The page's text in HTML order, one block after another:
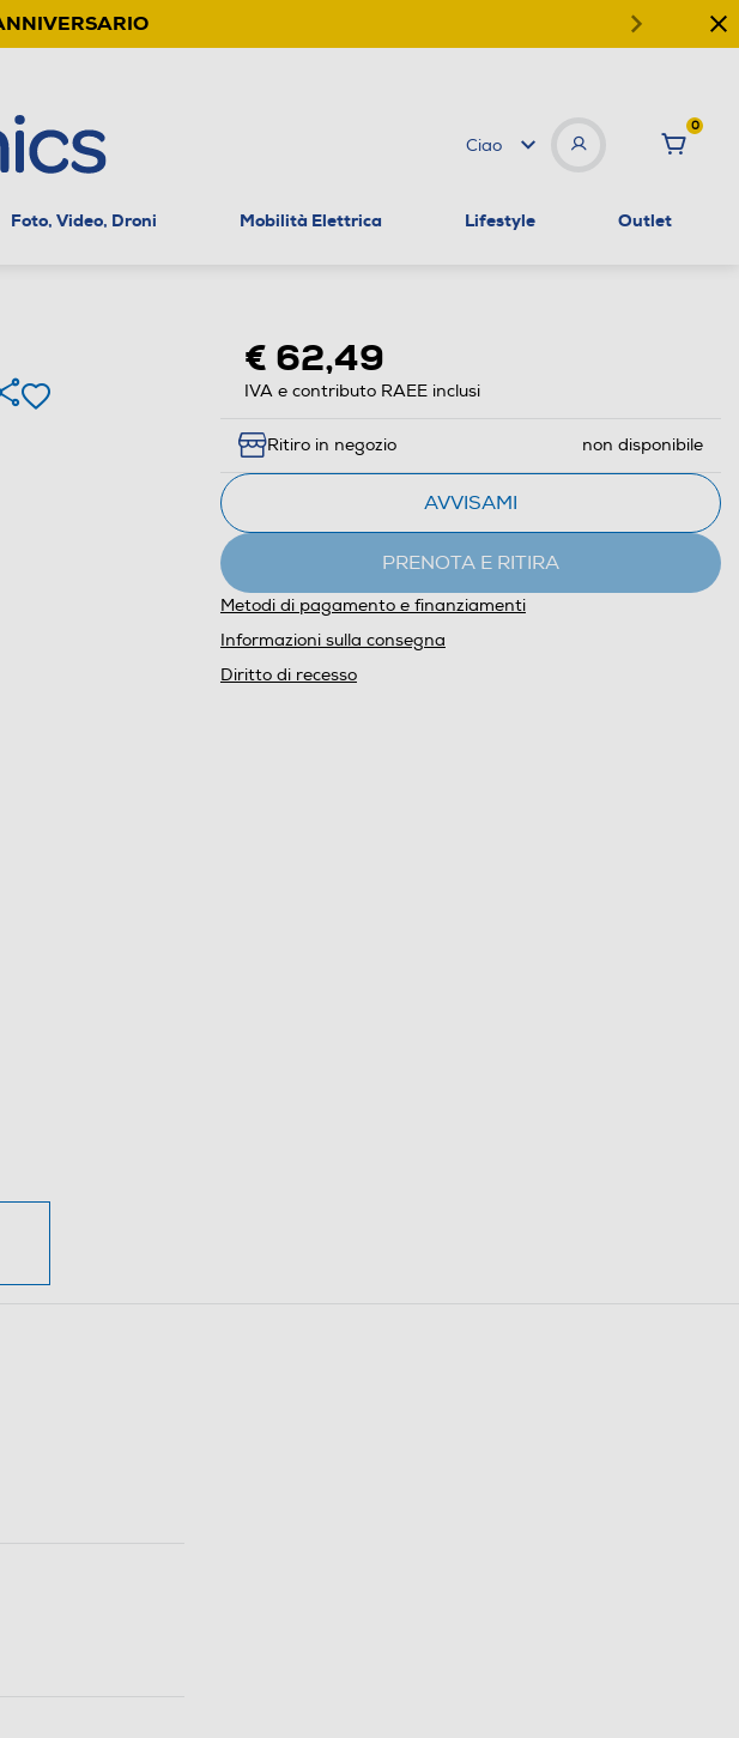
Ciao
0
Foto, Video, Droni Mobilità Elettrica Lifestyle Outlet
€ 62,49
IVA e contributo RAEE inclusi
Ritiro in negozio non disponibile
AVVISAMI
PRENOTA E RITIRA
Metodi di pagamento e finanziamenti
Informazioni sulla consegna
Diritto di recesso